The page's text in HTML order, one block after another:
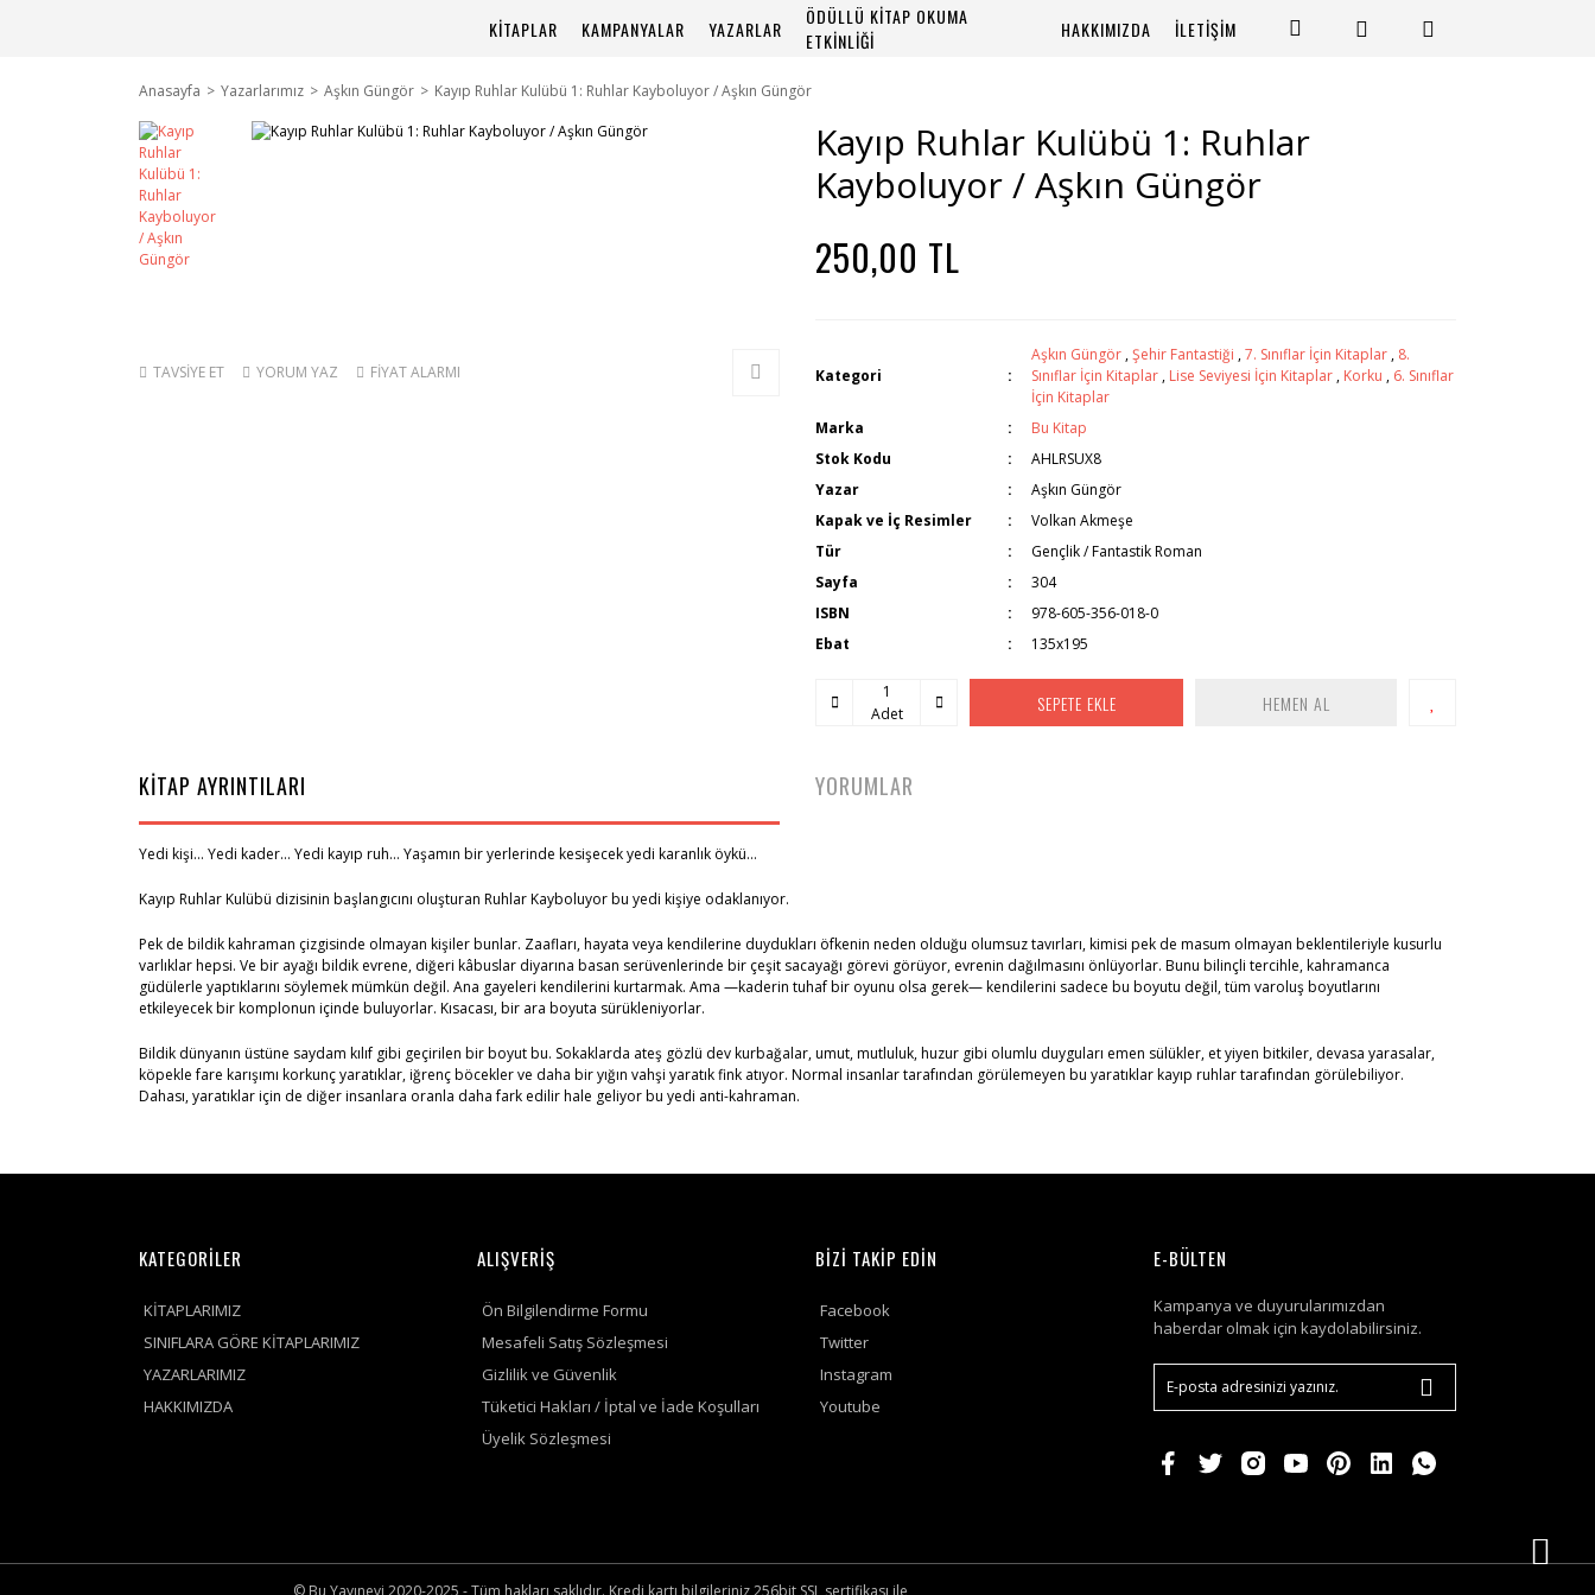
KİTAPLAR KAMPANYALAR YAZARLAR
ÖDÜLLÜ KİTAP OKUMA
ETKİNLİĞİ
HAKKIMIZDA İLETİŞİM
Anasayfa Yazarlarımız Aşkın Güngör Kayıp Ruhlar Kulübü 1: Ruhlar Kayboluyor / Aşkın Güngör
TAVSİYE ET YORUM YAZ FİYAT ALARMI
Kayıp Ruhlar Kulübü 1: Ruhlar
Kayboluyor / Aşkın Güngör
250,00 TL
Kategori
Aşkın Güngör ,Şehir Fantastiği ,7. Sınıflar İçin Kitaplar , 8.
Sınıflar İçin Kitaplar , Lise Seviyesi İçin Kitaplar , Korku , 6. Sınıflar
İçin Kitaplar
Marka
Bu Kitap
Stok Kodu
AHLRSUX8
Yazar
Aşkın Güngör
Kapak ve İç Resimler
Volkan Akmeşe
Tür
Gençlik / Fantastik Roman
Sayfa
304
ISBN
978-605-356-018-0
Ebat
135x195
Adet SEPETE EKLE HEMEN AL
KİTAP AYRINTILARI
Yedi kişi… Yedi kader… Yedi kayıp ruh… Yaşamın bir yerlerinde kesişecek yedi karanlık öykü…
Kayıp Ruhlar Kulübü dizisinin başlangıcını oluşturan Ruhlar Kayboluyor bu yedi kişiye odaklanıyor.
Pek de bildik kahraman çizgisinde olmayan kişiler bunlar. Zaafları, hayata veya kendilerine duydukları öfkenin neden olduğu olumsuz tavırları, kimisi pek de masum olmayan beklentileriyle kusurlu
varlıklar hepsi. Ve bir ayağı bildik evrene, diğeri kâbuslar diyarına basan serüvenlerinde bir çeşit sacayağı görevi görüyor, evrenin dağılmasını önlüyorlar. Bunu bilinçli tercihle, kahramanca
güdülerle yaptıklarını söylemek mümkün değil. Ana gayeleri kendilerini kurtarmak. Ama —kaderin tuhaf bir oyunu olsa gerek— kendilerini sadece bu boyutu değil, tüm varoluş boyutlarını
etkileyecek bir komplonun içinde buluyorlar. Kısacası, bir ara boyuta sürükleniyorlar.
Bildik dünyanın üstüne saydam kılıf gibi geçirilen bir boyut bu. Sokaklarda ateş gözlü dev kurbağalar, umut, mutluluk, huzur gibi olumlu duyguları emen sülükler, et yiyen bitkiler, devasa yarasalar,
köpekle fare karışımı korkunç yaratıklar, iğrenç böcekler ve daha bir yığın vahşi yaratık fink atıyor. Normal insanlar tarafından görülemeyen bu yaratıklar kayıp ruhlar tarafından görülebiliyor.
Dahası, yaratıklar için de diğer insanlara oranla daha fark edilir hale geliyor bu yedi anti-kahraman.
YORUMLAR
KATEGORİLER
KİTAPLARIMIZ
SINIFLARA GÖRE KİTAPLARIMIZ
YAZARLARIMIZ
HAKKIMIZDA
ALIŞVERİŞ
Ön Bilgilendirme Formu
Mesafeli Satış Sözleşmesi
Gizlilik ve Güvenlik
Tüketici Hakları / İptal ve İade Koşulları
Üyelik Sözleşmesi
BİZİ TAKİP EDİN
Facebook
Twitter
Instagram
Youtube
E-BÜLTEN
Kampanya ve duyurularımızdan
haberdar olmak için kaydolabilirsiniz.
© Bu Yayınevi 2020-2025 - Tüm hakları saklıdır. Kredi kartı bilgileriniz 256bit SSL sertifikası ile